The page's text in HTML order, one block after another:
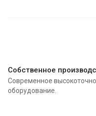
Собственное
Современное
оборудование.